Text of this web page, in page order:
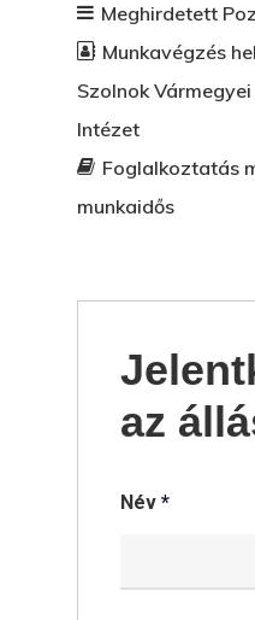
Meghirdetett
Munkavégzés
Szolnok
Intézet
Foglalkoztatás
munkaidős
az
Név *